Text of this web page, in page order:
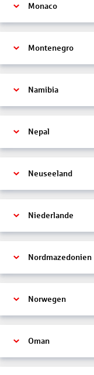
Monaco
Montenegro
Namibia
Nepal
Neuseeland
Niederlande
Nordmazedonien
Norwegen
Oman